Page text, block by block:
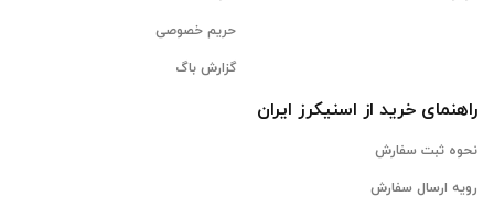
حریم خصوصی
گزارش باگ
راهنمای خرید از اسنیکرز ایران
نحوه ثبت سفارش
رویه ارسال سفارش